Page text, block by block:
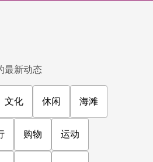
最新动态
文化 休闲 海滩
购物 运动